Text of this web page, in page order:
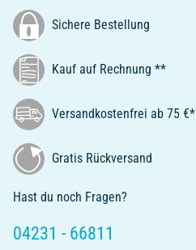
Sichere Bestellung
Kauf auf Rechnung **
Versandkostenfrei ab 75 €*
Gratis Rückversand
Hast du noch Fragen?
04231 - 66811